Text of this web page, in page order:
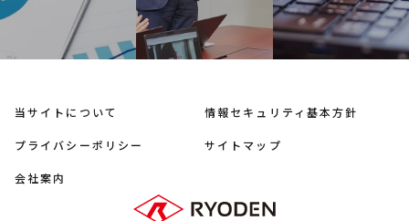
当サイトについて 情報セキュリティ基本方針
プライバシーポリシー サイトマップ
会社案内